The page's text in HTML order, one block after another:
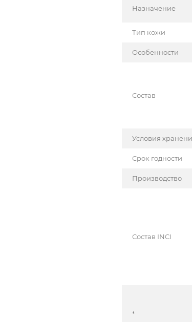
Назначение
Тип кожи
Особенности
Состав
Условия
Срок годности
Производство
Состав INCI
*